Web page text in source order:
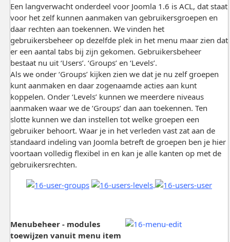
Een langverwacht onderdeel voor Joomla 1.6 is ACL, dat staat
voor het zelf kunnen aanmaken van gebruikersgroepen en
daar rechten aan toekennen. We vinden het
gebruikersbeheer op dezelfde plek in het menu maar zien dat
er een aantal tabs bij zijn gekomen. Gebruikersbeheer
bestaat nu uit ‘Users’. ‘Groups’ en ‘Levels’.
Als we onder ‘Groups’ kijken zien we dat je nu zelf groepen
kunt aanmaken en daar zogenaamde acties aan kunt
koppelen. Onder ‘Levels’ kunnen we meerdere niveaus
aanmaken waar we de ‘Groups’ dan aan toekennen. Ten
slotte kunnen we dan instellen tot welke groepen een
gebruiker behoort. Waar je in het verleden vast zat aan de
standaard indeling van Joomla betreft de groepen ben je hier
voortaan volledig flexibel in en kan je alle kanten op met de
gebruikersrechten.
Menubeheer - modules
toewijzen vanuit menu item